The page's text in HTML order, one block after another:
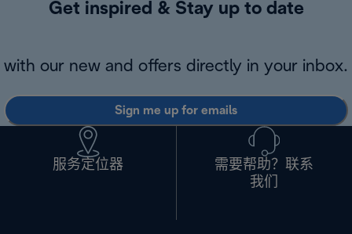
Get inspired & Stay up to date
with our new and offers directly in your inbox.
Sign me up for emails
服务定位器
需要帮助？联系
我们